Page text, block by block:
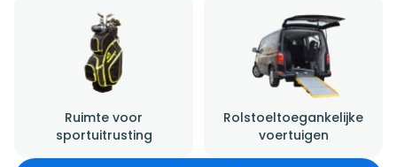
Ruimte voor
sportuitrusting
Rolstoeltoegankelijke
voertuigen